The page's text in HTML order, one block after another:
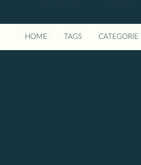
HOME TAGS CATEGORIE